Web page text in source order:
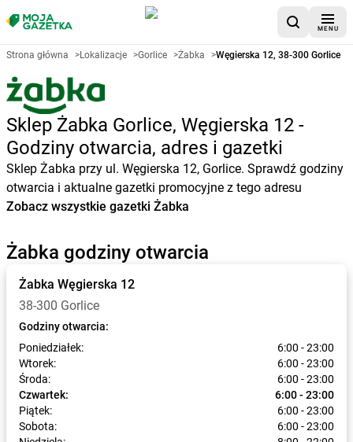
MENU
Strona główna >Lokalizacje >Gorlice >Żabka >Węgierska 12, 38-300 Gorlice
Sklep Żabka Gorlice, Węgierska 12 -
Godziny otwarcia, adres i gazetki
Sklep Żabka przy ul. Węgierska 12, Gorlice. Sprawdź godziny
otwarcia i aktualne gazetki promocyjne z tego adresu
Zobacz wszystkie gazetki Żabka
Żabka godziny otwarcia
Żabka Węgierska 12
38-300 Gorlice
Godziny otwarcia:
Poniedziałek:
6:00 - 23:00
Wtorek:
6:00 - 23:00
Środa:
6:00 - 23:00
Czwartek:
6:00 - 23:00
Piątek:
6:00 - 23:00
Sobota:
6:00 - 23:00